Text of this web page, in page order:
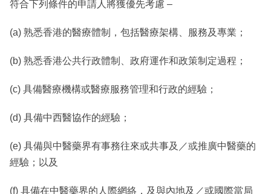
符合下列條件的申請人將獲優先考慮 –
(a) 熟悉香港的醫療體制，包括醫療架構、服務及專業；
(b) 熟悉香港公共行政體制、政府運作和政策制定過程；
(c) 具備醫療機構或醫療服務管理和行政的經驗；
(d) 具備中西醫協作的經驗；
(e) 具備與中醫藥界有事務往來或共事及／或推廣中醫藥的
經驗；以及
(f) 具備在中醫藥界的人際網絡，及與內地及／或國際當局